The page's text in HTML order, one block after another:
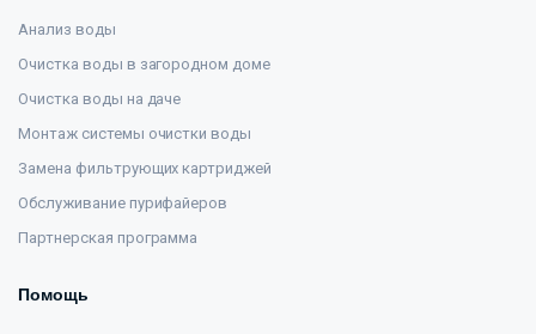
Анализ воды
Очистка воды в загородном доме
Очистка воды на даче
Монтаж системы очистки воды
Замена фильтрующих картриджей
Обслуживание пурифайеров
Партнерская программа
Помощь